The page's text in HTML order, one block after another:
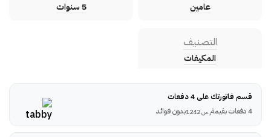
عامين 5 سنوات
التصنيف
المكيفات
قسم فاتورتك على 4 دفعات
4 دفعات بقيمة
ر.س بدون فوائد